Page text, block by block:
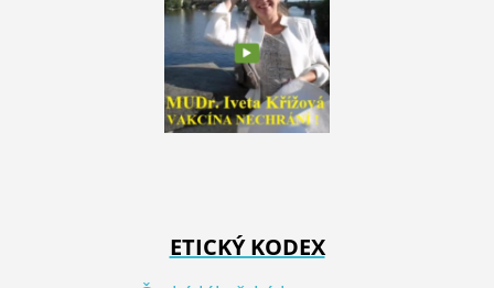
ETICKÝ KODEX